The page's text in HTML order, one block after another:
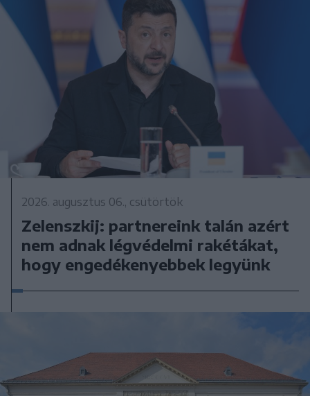
2026. augusztus 06., csütörtök
Zelenszkij: partnereink talán azért
nem adnak légvédelmi rakétákat,
hogy engedékenyebbek legyünk